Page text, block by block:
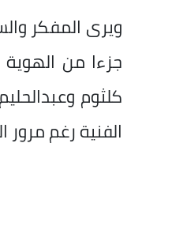
ويرى المفكر
جزءا من الهوية
كلثوم
الفنية رغم مرور